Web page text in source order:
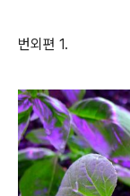
번외편 1.